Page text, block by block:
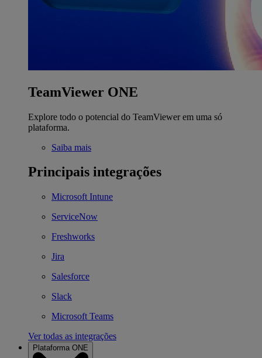
TeamViewer ONE
Explore todo o potencial do TeamViewer em uma só
plataforma.
Saiba mais
Principais integrações
Microsoft Intune
ServiceNow
Freshworks
Jira
Salesforce
Slack
Microsoft Teams
Ver todas as integrações
Plataforma ONE